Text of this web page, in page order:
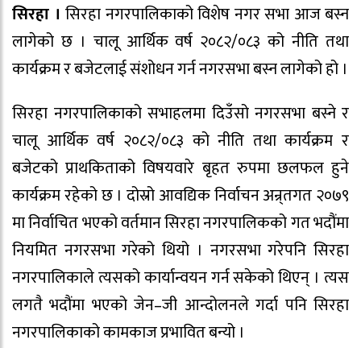
सिरहा । सिरहा नगरपालिकाको विशेष नगर सभा आज बस्न
लागेको छ । चालू आर्थिक वर्ष २०८२/०८३ को नीति तथा
कार्यक्रम र बजेटलाई संशोधन गर्न नगरसभा बस्न लागेको हो ।
सिरहा नगरपालिकाको सभाहलमा दिउँसो नगरसभा बस्ने र
चालू आर्थिक वर्ष २०८२/०८३ को नीति तथा कार्यक्रम र
बजेटको प्राथकिताको विषयवारे बृहत रुपमा छलफल हुने
कार्यक्रम रहेको छ । दोस्रो आवद्यिक निर्वाचन अन्र्तगत २०७९
मा निर्वाचित भएको वर्तमान सिरहा नगरपालिकको गत भदौंमा
नियमित नगरसभा गरेको थियो । नगरसभा गरेपनि सिरहा
नगरपालिकाले त्यसको कार्यान्वयन गर्न सकेको थिएन् । त्यस
लगतै भदौंमा भएको जेन–जी आन्दोलनले गर्दा पनि सिरहा
नगरपालिकाको कामकाज प्रभावित बन्यो ।